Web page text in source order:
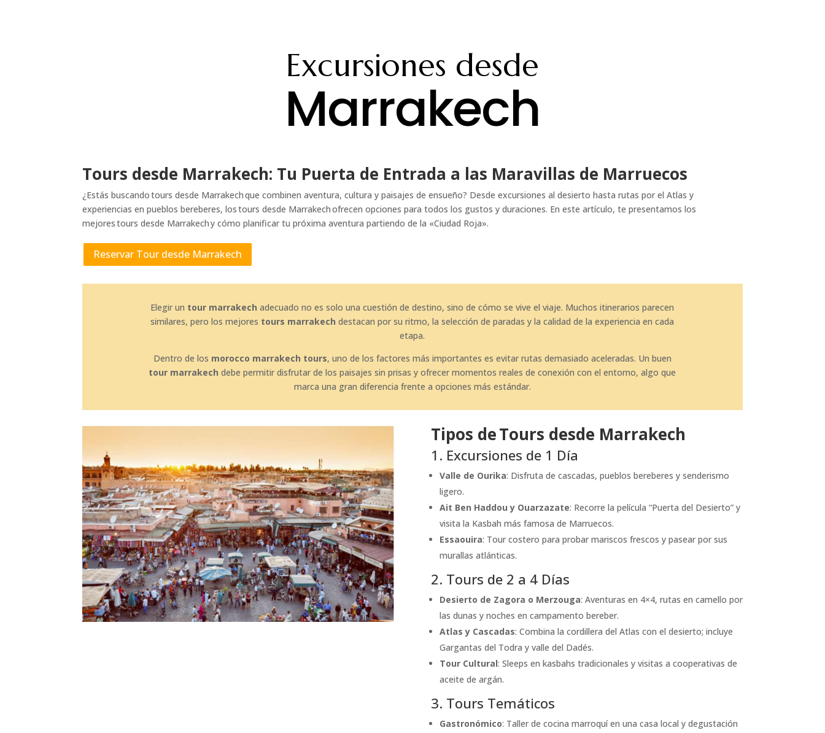
Excursiones desde
Marrakech
Tours desde Marrakech: Tu Puerta de Entrada a las Maravillas de Marruecos
¿Estás buscando tours desde Marrakech que combinen aventura, cultura y paisajes de ensueño? Desde excursiones al desierto hasta rutas por el Atlas y
experiencias en pueblos bereberes, los tours desde Marrakech ofrecen opciones para todos los gustos y duraciones. En este artículo, te presentamos los
mejores tours desde Marrakech y cómo planificar tu próxima aventura partiendo de la «Ciudad Roja».
Reservar Tour desde Marrakech
Elegir un tour marrakech adecuado no es solo una cuestión de destino, sino de cómo se vive el viaje. Muchos itinerarios parecen
similares, pero los mejores tours marrakech destacan por su ritmo, la selección de paradas y la calidad de la experiencia en cada
etapa.
Dentro de los morocco marrakech tours, uno de los factores más importantes es evitar rutas demasiado aceleradas. Un buen
tour marrakech debe permitir disfrutar de los paisajes sin prisas y ofrecer momentos reales de conexión con el entorno, algo que
marca una gran diferencia frente a opciones más estándar.
Tipos de Tours desde Marrakech
1. Excursiones de 1 Día
Valle de Ourika: Disfruta de cascadas, pueblos bereberes y senderismo
ligero.
Ait Ben Haddou y Ouarzazate: Recorre la película “Puerta del Desierto” y
visita la Kasbah más famosa de Marruecos.
Essaouira: Tour costero para probar mariscos frescos y pasear por sus
murallas atlánticas.
2. Tours de 2 a 4 Días
Desierto de Zagora o Merzouga: Aventuras en 4×4, rutas en camello por
las dunas y noches en campamento bereber.
Atlas y Cascadas: Combina la cordillera del Atlas con el desierto; incluye
Gargantas del Todra y valle del Dadés.
Tour Cultural: Sleeps en kasbahs tradicionales y visitas a cooperativas de
aceite de argán.
3. Tours Temáticos
Gastronómico: Taller de cocina marroquí en una casa local y degustación